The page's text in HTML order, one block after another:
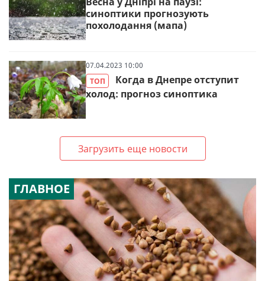
синоптики прогнозують
похолодання (мапа)
07.04.2023 10:00
ТОП
Когда в Днепре отступит
холод: прогноз синоптика
Загрузить еще новости
ГЛАВНОЕ